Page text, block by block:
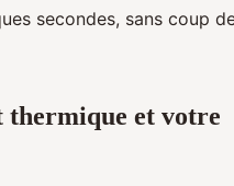
secondes, sans coup
thermique et votre